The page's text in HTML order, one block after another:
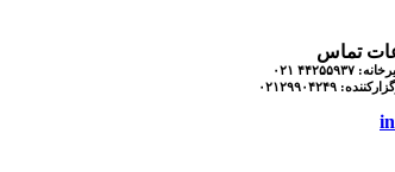
تماس
۴۴۲۵۵۹۳۷ ۰۲۱
۰۲۱۲۹۹۰۴۲۴۹